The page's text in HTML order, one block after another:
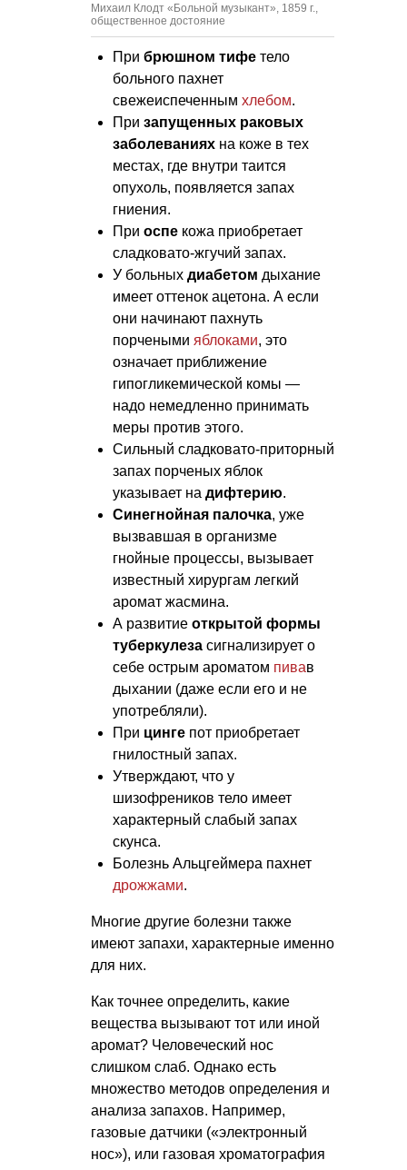
Михаил Клодт «Больной музыкант», 1859 г.,
общественное достояние
При брюшном тифе тело
больного пахнет
свежеиспеченным хлебом.
При запущенных раковых
заболеваниях на коже в тех
местах, где внутри таится
опухоль, появляется запах
гниения.
При оспе кожа приобретает
сладковато-жгучий запах.
У больных диабетом дыхание
имеет оттенок ацетона. А если
они начинают пахнуть
порчеными яблоками, это
означает приближение
гипогликемической комы —
надо немедленно принимать
меры против этого.
Сильный сладковато-приторный
запах порченых яблок
указывает на дифтерию.
Синегнойная палочка, уже
вызвавшая в организме
гнойные процессы, вызывает
известный хирургам легкий
аромат жасмина.
А развитие открытой формы
туберкулеза сигнализирует о
себе острым ароматом пивав
дыхании (даже если его и не
употребляли).
При цинге пот приобретает
гнилостный запах.
Утверждают, что у
шизофреников тело имеет
характерный слабый запах
скунса.
Болезнь Альцгеймера пахнет
дрожжами.
Многие другие болезни также
имеют запахи, характерные именно
для них.
Как точнее определить, какие
вещества вызывают тот или иной
аромат? Человеческий нос
слишком слаб. Однако есть
множество методов определения и
анализа запахов. Например,
газовые датчики («электронный
нос»), или газовая хроматография